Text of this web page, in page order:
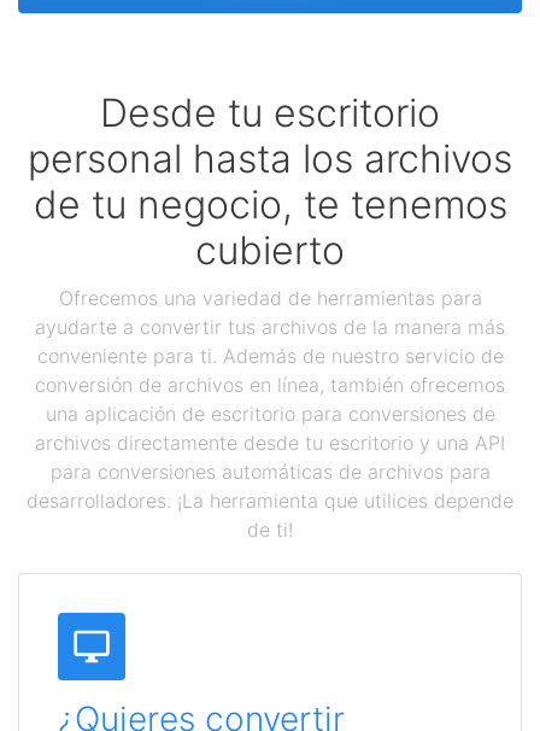
Desde tu escritorio
personal hasta los archivos
de tu negocio, te tenemos
cubierto
Ofrecemos una variedad de herramientas para
ayudarte a convertir tus archivos de la manera más
conveniente para ti. Además de nuestro servicio de
conversión de archivos en línea, también ofrecemos
una aplicación de escritorio para conversiones de
archivos directamente desde tu escritorio y una API
para conversiones automáticas de archivos para
desarrolladores. ¡La herramienta que utilices depende
de ti!
¿Quieres convertir